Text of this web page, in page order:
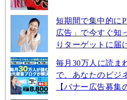
短期間で集中的に
広告」で今すぐ知
りターゲットに届
毎月30万人に読ま
で、あなたのビジ
【バナー広告募集